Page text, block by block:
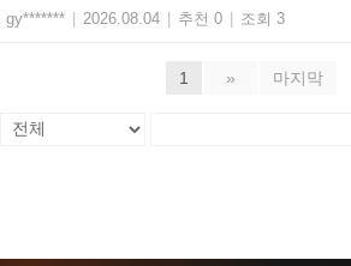
gy******* 2026.08.04 추천 0 조회 3
1 » 마지막